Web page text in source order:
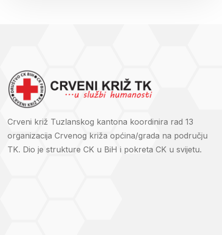
Crveni križ Tuzlanskog kantona koordinira rad 13
organizacija Crvenog križa općina/grada na području
TK. Dio je strukture CK u BiH i pokreta CK u svijetu.